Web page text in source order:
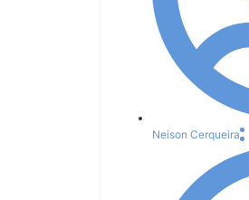
Neison Cerqueira